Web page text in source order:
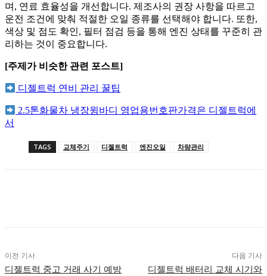
며, 연료 효율성을 개선합니다. 제조사의 권장 사항을 따르고
운전 조건에 맞춰 적절한 오일 종류를 선택해야 합니다. 또한,
색상 및 점도 확인, 필터 점검 등을 통해 엔진 상태를 꾸준히 관
리하는 것이 중요합니다.
[주제가 비슷한 관련 포스트]
디젤트럭 연비 관리 꿀팁
2.5톤화물차 냉장윙바디 영업용번호판가격은 디젤트럭에
서
TAGS 교체주기 디젤트럭 엔진오일 차량관리
이전 기사
디젤트럭 중고 거래 사기 예방
다음 기사
디젤트럭 배터리 교체 시기와